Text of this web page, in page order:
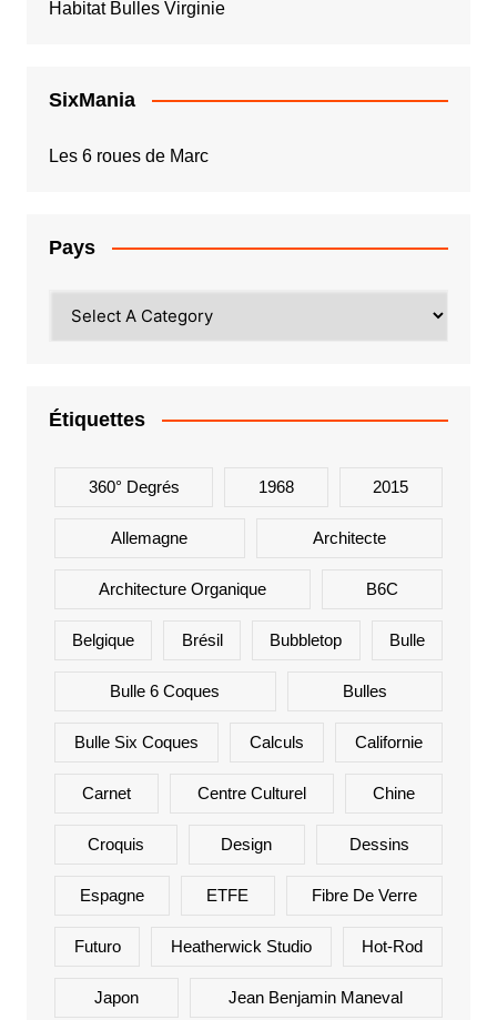
Habitat Bulles Virginie
SixMania
Les 6 roues de Marc
Pays
Étiquettes
360° Degrés 1968 2015
Allemagne Architecte
Architecture Organique B6C
Belgique Brésil Bubbletop Bulle
Bulle 6 Coques Bulles
Bulle Six Coques Calculs Californie
Carnet Centre Culturel Chine
Croquis Design Dessins
Espagne ETFE Fibre De Verre
Futuro Heatherwick Studio Hot-Rod
Japon Jean Benjamin Maneval